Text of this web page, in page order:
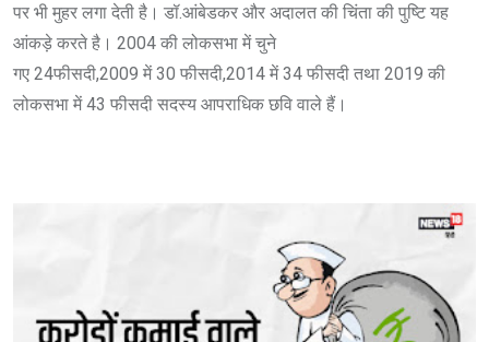
पर भी मुहर लगा देती है। डॉ.आंबेडकर और अदालत की चिंता की पुष्टि यह
आंकड़े करते है। 2004 की लोकसभा में चुने
गए 24फीसदी,2009 में 30 फीसदी,2014 में 34 फीसदी तथा 2019 की
लोकसभा में 43 फीसदी सदस्य आपराधिक छवि वाले हैं।